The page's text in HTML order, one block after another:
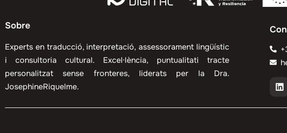
Sobre
Experts en traducció, interpretació, assessorament lingüístic
i consultoria cultural. Excel·lència, puntualitati tracte
personalitzat sense fronteres, liderats per la Dra.
JosephineRiquelme.